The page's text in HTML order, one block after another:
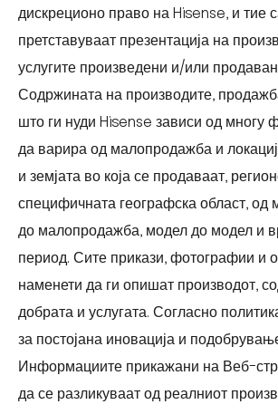
дискреционо право на Hisense, и тие
претставуваат презентација на
услугите произведени и/или
Содржината на производите,
што ги нуди Hisense зависи од многу
да варира од малопродажба и
и земјата во која се продаваат,
специфичната географска област,
до малопродажба, модел до модел и
период. Сите прикази, фотографии и
наменети да ги опишат производот,
добрата и услугата. Согласно
за постојана иновација и
Информациите прикажани на Веб-
да се разликуваат од реалниот